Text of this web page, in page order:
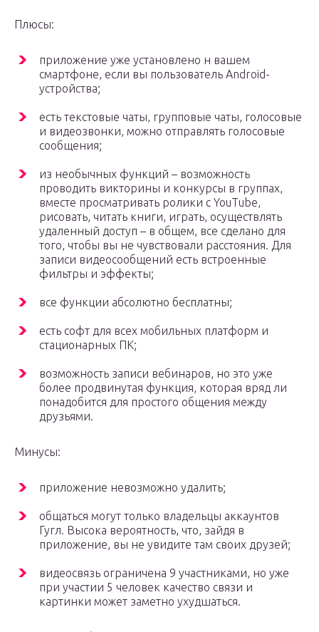
Плюсы:
приложение уже установлено н вашем
смартфоне, если вы пользователь Android-
устройства;
есть текстовые чаты, групповые чаты, голосовые
и видеозвонки, можно отправлять голосовые
сообщения;
из необычных функций – возможность
проводить викторины и конкурсы в группах,
вместе просматривать ролики с YouTube,
рисовать, читать книги, играть, осуществлять
удаленный доступ – в общем, все сделано для
того, чтобы вы не чувствовали расстояния. Для
записи видеосообщений есть встроенные
фильтры и эффекты;
все функции абсолютно бесплатны;
есть софт для всех мобильных платформ и
стационарных ПК;
возможность записи вебинаров, но это уже
более продвинутая функция, которая вряд ли
понадобится для простого общения между
друзьями.
Минусы:
приложение невозможно удалить;
общаться могут только владельцы аккаунтов
Гугл. Высока вероятность, что, зайдя в
приложение, вы не увидите там своих друзей;
видеосвязь ограничена 9 участниками, но уже
при участии 5 человек качество связи и
картинки может заметно ухудшаться.